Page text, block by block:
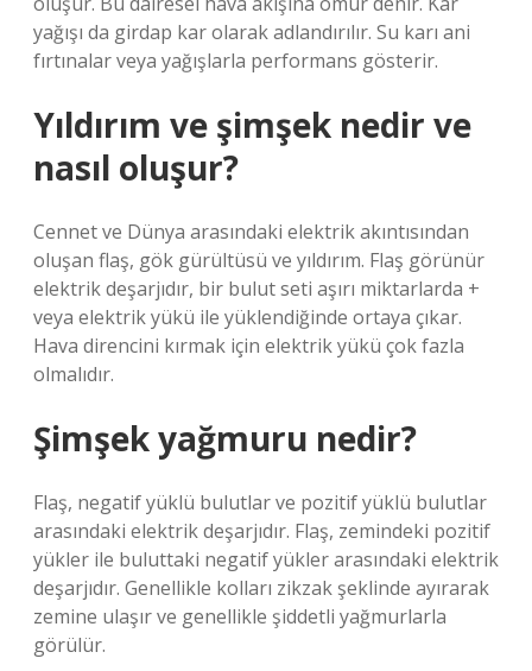
yağışı da girdap kar olarak adlandırılır. Su karı ani
fırtınalar veya yağışlarla performans gösterir.
Yıldırım ve şimşek nedir ve
nasıl oluşur?
Cennet ve Dünya arasındaki elektrik akıntısından
oluşan flaş, gök gürültüsü ve yıldırım. Flaş görünür
elektrik deşarjıdır, bir bulut seti aşırı miktarlarda +
veya elektrik yükü ile yüklendiğinde ortaya çıkar.
Hava direncini kırmak için elektrik yükü çok fazla
olmalıdır.
Şimşek yağmuru nedir?
Flaş, negatif yüklü bulutlar ve pozitif yüklü bulutlar
arasındaki elektrik deşarjıdır. Flaş, zemindeki pozitif
yükler ile buluttaki negatif yükler arasındaki elektrik
deşarjıdır. Genellikle kolları zikzak şeklinde ayırarak
zemine ulaşır ve genellikle şiddetli yağmurlarla
görülür.